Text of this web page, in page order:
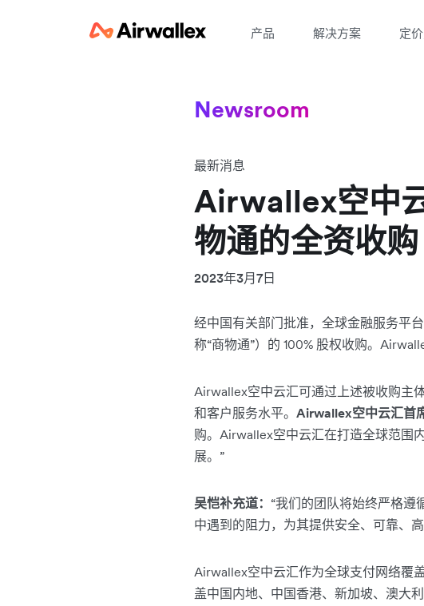
产品 解决方案 定
Newsroom
最新消息
Airwallex空中
物通的全资收购
2023年3月7日
经中国有关部门批准，全球金融服务平
称“商物通”）的 100% 股权收购。
Airwallex空中云汇可通过上述被收购主
和客户服务水平。 Airwallex空中云汇首
购。Airwallex空中云汇在打造全球范围
展。”
吴恺补充道： “我们的团队将始终严格
中遇到的阻力，为其提供安全、可靠、
Airwallex空中云汇作为全球支付网络覆
盖中国内地、中国香港、新加坡、澳大